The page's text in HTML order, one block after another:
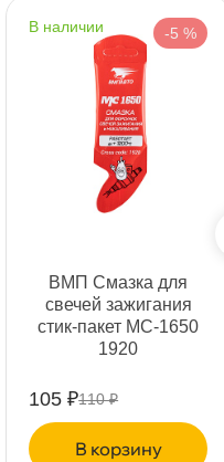
наличии -5 %
МП Смазка для
свечей зажигания
стик-пакет МС-1650
1920
105 ₽110 ₽
корзину